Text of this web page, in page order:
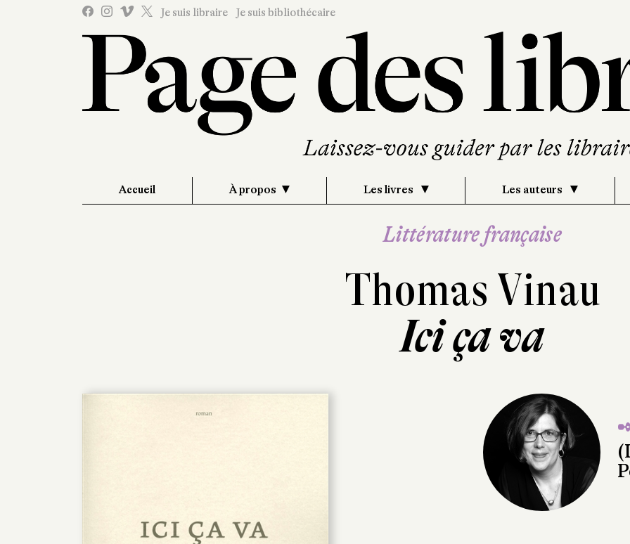
Je suis libraire Je suis bibliothécaire
Accueil À propos Les livres Les auteurs
Littérature française
Thomas Vinau
Ici ça va